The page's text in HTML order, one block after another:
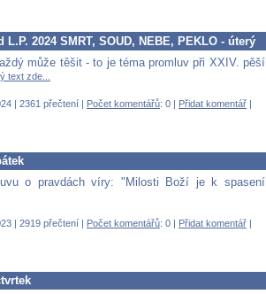
2024 SMRT, SOUD, NEBE, PEKLO - úterý
může těšit - to je téma promluv při XXIV. pěší
text zde...
| 2361 přečtení | Počet komentářů: 0 | Přidat komentář |
o pravdách víry: "Milosti Boží je k spasení
| 2919 přečtení | Počet komentářů: 0 | Přidat komentář |